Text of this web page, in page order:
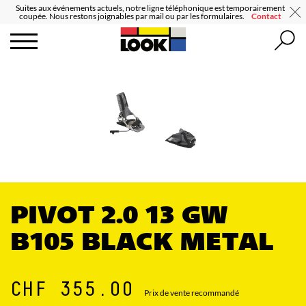
Suites aux événements actuels, notre ligne téléphonique est temporairement
coupée. Nous restons joignables par mail ou par les formulaires.
Contact
PIVOT 2.0 13 GW
B105 BLACK METAL
CHF 355.00 Prix de vente recommandé